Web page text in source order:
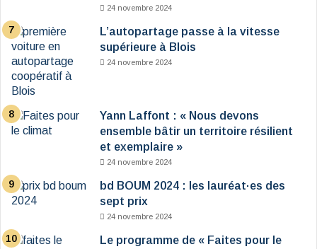
24 novembre 2024
L’autopartage passe à la vitesse
supérieure à Blois
24 novembre 2024
Yann Laffont : « Nous devons
ensemble bâtir un territoire résilient
et exemplaire »
24 novembre 2024
bd BOUM 2024 : les lauréat·es des
sept prix
24 novembre 2024
Le programme de « Faites pour le